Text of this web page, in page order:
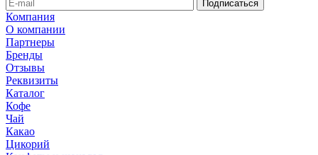
Компания
О компании
Партнеры
Бренды
Отзывы
Реквизиты
Каталог
Кофе
Чай
Какао
Цикорий